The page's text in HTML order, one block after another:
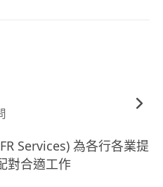
為各行各業提
對合適工作